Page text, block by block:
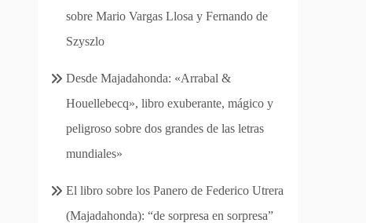
sobre Mario Vargas Llosa y Fernando de
Szyszlo
Desde Majadahonda: «Arrabal &
Houellebecq», libro exuberante, mágico y
peligroso sobre dos grandes de las letras
mundiales»
El libro sobre los Panero de Federico Utrera
(Majadahonda): “de sorpresa en sorpresa”